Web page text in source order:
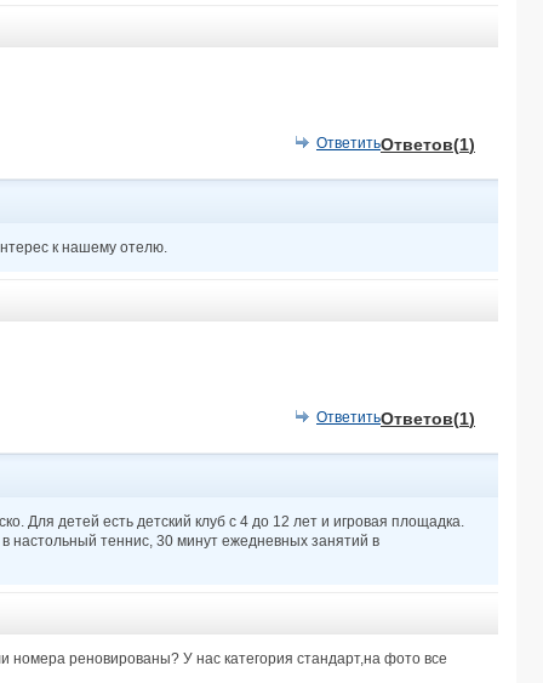
DIAMOND BEACH BY PEARL (ex. AKASSIA DIMOND) 5*
SHERATON SOMA BAY RESORT 5*
DOMINA CORAL BAY AQUAMARINE POOL 5*
LE PACHA RESORT 4*
ОтветитьОтветов(1)
к нашему отелю.
ОтветитьОтветов(1)
Для детей есть детский клуб с 4 до 12 лет и игровая площадка.
настольный теннис, 30 минут ежедневных занятий в
номера реновированы? У нас категория стандарт,на фото все